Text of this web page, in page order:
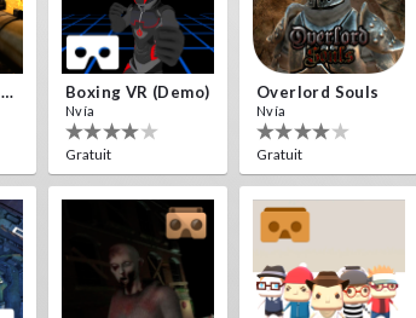
Alien Creepers VR Boxing VR (Demo)
Nvía
Gratuit
Overlord Souls
Nvía
Gratuit